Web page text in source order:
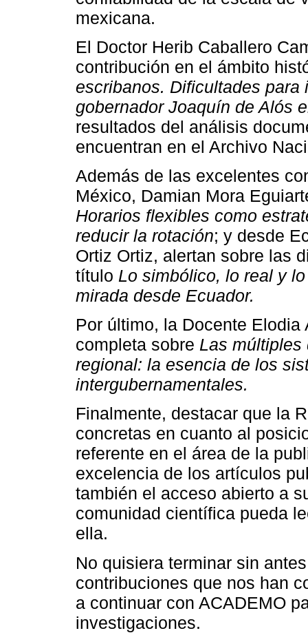
mexicana.
El Doctor Herib Caballero
contribución en el ámbito
escribanos. Dificultades
gobernador Joaquín de Alós
resultados del análisis
encuentran en el Archivo
Además de las excelentes
México, Damian Mora
Horarios flexibles como
reducir la rotación; y desde
Ortiz Ortiz, alertan sobre las
título Lo simbólico, lo real y
mirada desde Ecuador.
Por último, la Docente
completa sobre Las múltiples
regional: la esencia de los
intergubernamentales.
Finalmente, destacar que la
concretas en cuanto al
referente en el área de la
excelencia de los artículos
también el acceso abierto a
comunidad científica pueda
ella.
No quisiera terminar sin
contribuciones que nos han
a continuar con ACADEMO
investigaciones.